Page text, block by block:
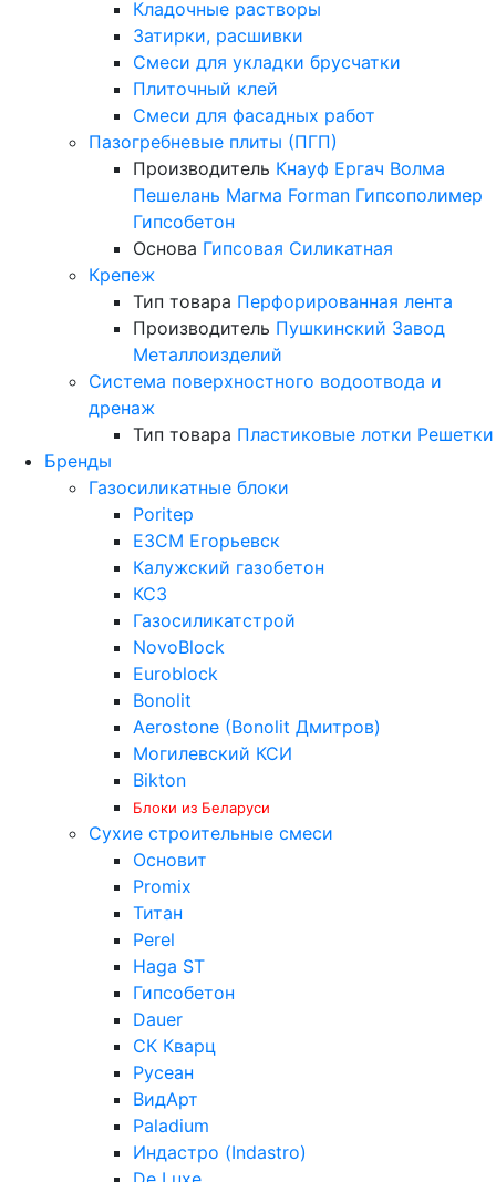
Кладочные растворы
Затирки, расшивки
Смеси для укладки брусчатки
Плиточный клей
Смеси для фасадных работ
Пазогребневые плиты (ПГП)
Производитель Кнауф Ергач Волма
Пешелань Магма Forman Гипсополимер
Гипсобетон
Основа Гипсовая Силикатная
Крепеж
Тип товара Перфорированная лента
Производитель Пушкинский Завод
Металлоизделий
Система поверхностного водоотвода и
дренаж
Тип товара Пластиковые лотки Решетки
Бренды
Газосиликатные блоки
Poritep
ЕЗСМ Егорьевск
Калужский газобетон
КСЗ
Газосиликатстрой
NovoBlock
Euroblock
Bonolit
Aerostone (Bonolit Дмитров)
Могилевский КСИ
Bikton
Блоки из Беларуси
Сухие строительные смеси
Основит
Promix
Титан
Perel
Haga ST
Гипсобетон
Dauer
СК Кварц
Русеан
ВидАрт
Paladium
Индастро (Indastro)